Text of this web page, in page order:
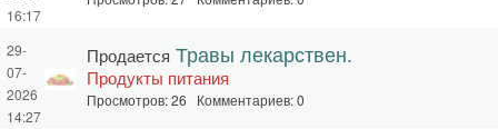
16:17
29-
07-
2026
14:27
Продается Травы лекарствен.
Продукты питания
Просмотров: 26 Комментариев: 0